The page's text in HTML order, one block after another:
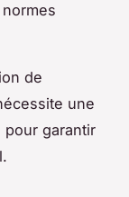
de
une
pour garantir